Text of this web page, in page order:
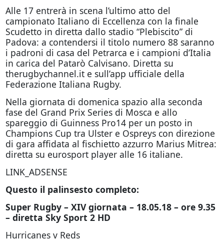
Alle 17 entrerà in scena l’ultimo atto del
campionato Italiano di Eccellenza con la finale
Scudetto in diretta dallo stadio “Plebiscito” di
Padova: a contendersi il titolo numero 88 saranno
i padroni di casa del Petrarca e i campioni d’Italia
in carica del Patarò Calvisano. Diretta su
therugbychannel.it e sull’app ufficiale della
Federazione Italiana Rugby.
Nella giornata di domenica spazio alla seconda
fase del Grand Prix Series di Mosca e allo
spareggio di Guinness Pro14 per un posto in
Champions Cup tra Ulster e Ospreys con direzione
di gara affidata al fischietto azzurro Marius Mitrea:
diretta su eurosport player alle 16 italiane.
LINK_ADSENSE
Questo il palinsesto completo:
Super Rugby – XIV giornata – 18.05.18 – ore 9.35
– diretta Sky Sport 2 HD
Hurricanes v Reds